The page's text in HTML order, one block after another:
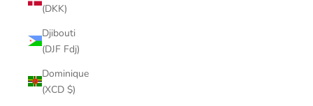
(DKK)
Djibouti
(DJF Fdj)
Dominique
(XCD $)